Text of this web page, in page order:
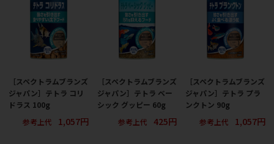
［スペクトラムブランズ
ジャパン］テトラ コリ
ドラス 100g
参考上代
1,057円
［スペクトラムブランズ
ジャパン］テトラ ベー
シック グッピー 60g
参考上代
425円
［スペクトラムブランズ
ジャパン］テトラ プラ
ンクトン 90g
参考上代
1,057円